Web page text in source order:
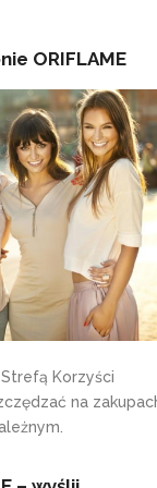
ORIFLAME
Strefą Korzyści
na